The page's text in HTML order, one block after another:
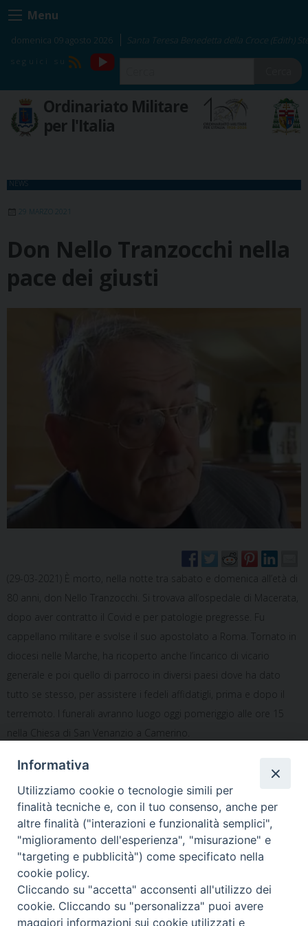
Skip
to
content
Menu
domenica 09 agosto 2026 Santa Teresa Benedetta della Croce (Edith)
RSS
YouTube
Ordinariato Militare
per l'Italia
NEWS
29 MARZO 2021
Don Nello Tranzocchi nella
pace dei giusti
(29-03-2021) È morto, nella notte tra sabato e domenica all’età di
80 anni, don Nello Tranzocchi. Si trovava all’ospedale di Macerata,
dopo aver contratto il Covid e per patologie pregresse. Fu
cappellano militare e svolse il suo apostolato a Roma. Tornato in
diocesi nelle Marche, ha ricoperto anche l’incarico di vicario
generale e poi quello di parroco in diversi paesi dove ha dato
tutto se stesso, per assistere i fedeli affidatigli, prima e dopo il
terremoto. I funerali avranno luogo oggi pomeriggio alle ore 15
nella Chiesa di San Venanzio a Camerino.
Notificheapp
Precetto pasquale
interforze a La Spezia
Roma – Precetto pasquale al
Comando militare della
Informativa
Utilizziamo cookie o tecnologie simili per
finalità tecniche e, con il tuo consenso, anche per
altre finalità ("interazioni e funzionalità semplici",
"miglioramento dell'esperienza", "misurazione" e
"targeting e pubblicità") come specificato nella
cookie policy.
Cliccando su "accetta" acconsenti all'utilizzo dei
cookie. Cliccando su "personalizza" puoi avere
maggiori informazioni sui cookie utilizzati e